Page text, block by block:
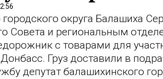
округа Балашиха
Совета и региональным
с товарами для
Груз доставили в
депутат балашихинского